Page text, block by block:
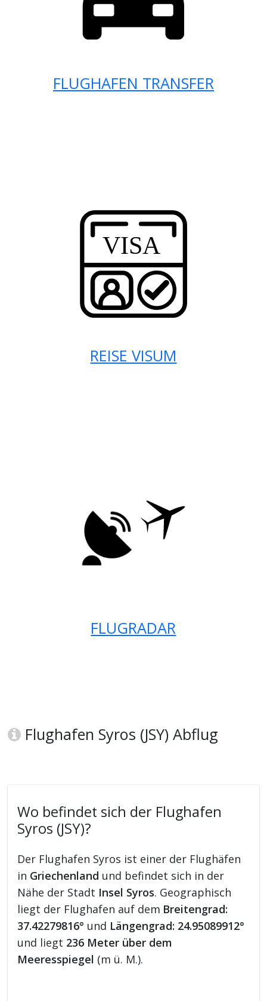
FLUGHAFEN TRANSFER
REISE VISUM
FLUGRADAR
Flughafen Syros (JSY) Abflug
Wo befindet sich der Flughafen
Syros (JSY)?
Der Flughafen Syros ist einer der Flughäfen
in Griechenland und befindet sich in der
Nähe der Stadt Insel Syros. Geographisch
liegt der Flughafen auf dem Breitengrad:
37.42279816° und Längengrad: 24.95089912°
und liegt 236 Meter über dem
Meeresspiegel (m ü. M.).